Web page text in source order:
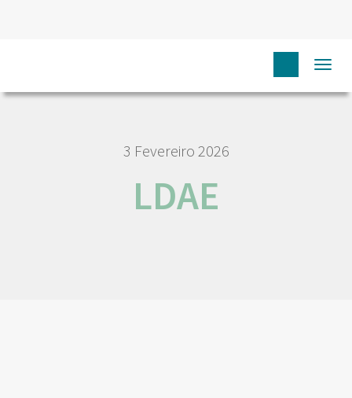
3 Fevereiro 2026
LDAE